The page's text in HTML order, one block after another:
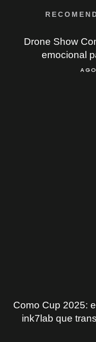
Drone Show
emocional
Como Cup 2025:
ink7lab que